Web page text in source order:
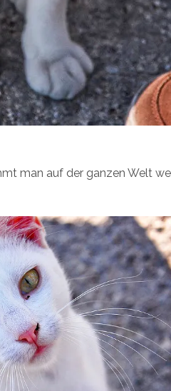
man auf der ganzen Welt